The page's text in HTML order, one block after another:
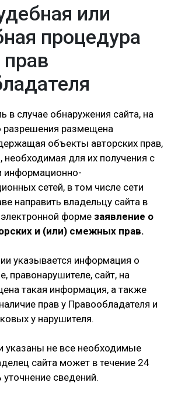
или
процедура
в случае обнаружения сайта, на
разрешения размещена
объекты авторских прав,
необходимая для их получения с
информационно-
сетей, в том числе сети
направить владельцу сайта в
форме заявление о
и (или) смежных прав.
указывается информация о
правонарушителе, сайт, на
такая информация, а также
прав у Правообладателя и
у нарушителя.
указаны не все необходимые
сайта может в течение 24
уточнение сведений.